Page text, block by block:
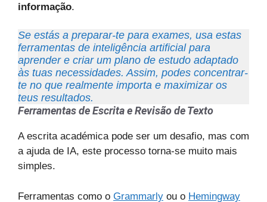
informação.
Se estás a preparar-te para exames, usa estas
ferramentas de inteligência artificial para
aprender e criar um plano de estudo adaptado
às tuas necessidades. Assim, podes concentrar-
te no que realmente importa e maximizar os
teus resultados.
Ferramentas de Escrita e Revisão de Texto
A escrita académica pode ser um desafio, mas com
a ajuda de IA, este processo torna-se muito mais
simples.
Ferramentas como o Grammarly ou o Hemingway